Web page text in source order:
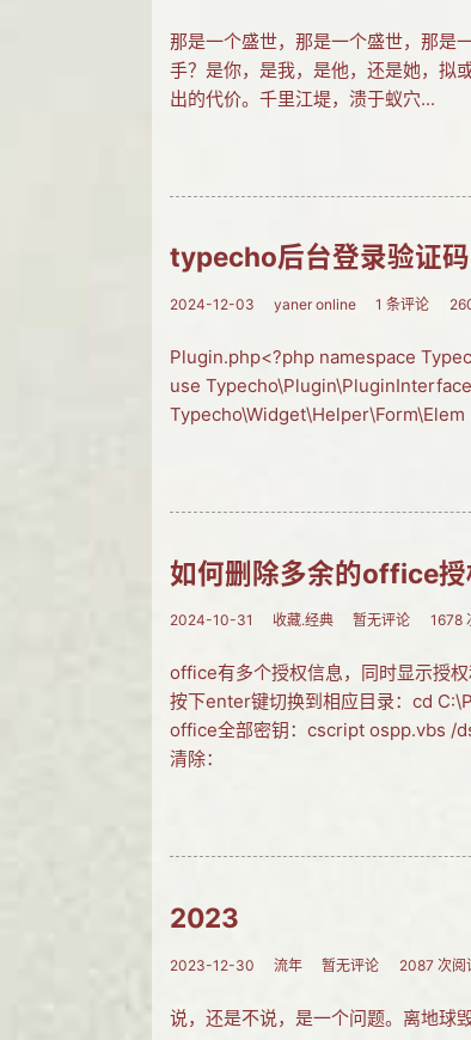
那是一个盛世，那是一个盛世，那是
手？是你，是我，是他，还是她，拟
出的代价。千里江堤，溃于蚁穴...
typecho后台登录验证码
2024-12-03 yaner online 1 条评论
Plugin.php<?php namespace
use
Typecho\Widget\Helper\Form\Elem
如何删除多余的office授
2024-10-31 收藏.经典 暂无评论 1678
office有多个授权信息，同时显示授
按下enter键切换到相应目录：cd
office全部密钥：cscript ospp.vbs /
清除：
2023
2023-12-30 流年 暂无评论 2087 次阅
说，还是不说，是一个问题。离地球